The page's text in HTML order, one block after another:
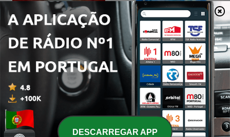
Wayang Kulit Indonesia
Radioteatros de Chile,
Radionovelas Chilenas
DESCARREGAR APP